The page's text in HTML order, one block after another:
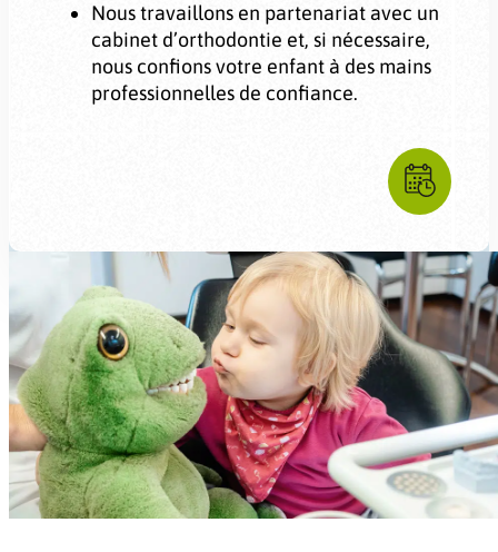
Nous travaillons en partenariat avec un
cabinet d’orthodontie et, si nécessaire,
nous confions votre enfant à des mains
professionnelles de confiance.